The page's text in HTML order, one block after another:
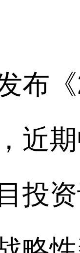
《
近
投